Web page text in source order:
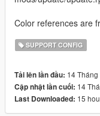
Color references are
SUPPORT CONFIG
Tải lên lần đầu: 14 Tháng
Cập nhật lần cuối: 14
Last Downloaded: 15